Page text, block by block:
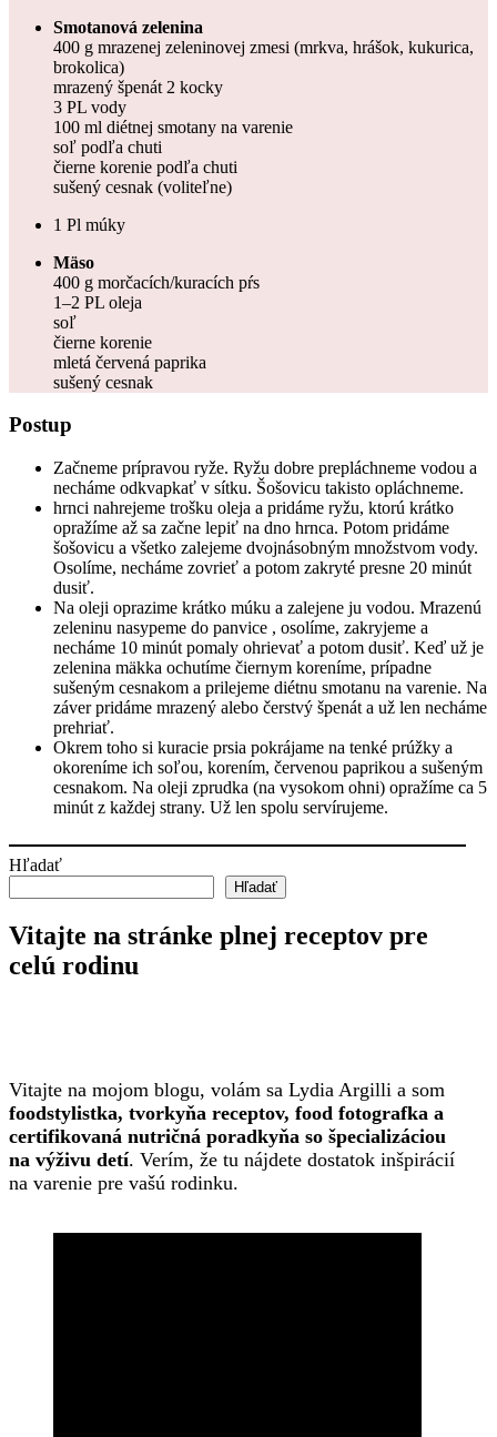
Smotanová zelenina
400 g mrazenej zeleninovej zmesi (mrkva, hrášok, kukurica,
brokolica)
mrazený špenát 2 kocky
3 PL vody
100 ml diétnej smotany na varenie
soľ podľa chuti
čierne korenie podľa chuti
sušený cesnak (voliteľne)
1 Pl múky
Mäso
400 g morčacích/kuracích pŕs
1–2 PL oleja
soľ
čierne korenie
mletá červená paprika
sušený cesnak
Postup
Začneme prípravou ryže. Ryžu dobre prepláchneme vodou a
necháme odkvapkať v sítku. Šošovicu takisto opláchneme.
hrnci nahrejeme trošku oleja a pridáme ryžu, ktorú krátko
opražíme až sa začne lepiť na dno hrnca. Potom pridáme
šošovicu a všetko zalejeme dvojnásobným množstvom vody.
Osolíme, necháme zovrieť a potom zakryté presne 20 minút
dusiť.
Na oleji oprazime krátko múku a zalejene ju vodou. Mrazenú
zeleninu nasypeme do panvice , osolíme, zakryjeme a
necháme 10 minút pomaly ohrievať a potom dusiť. Keď už je
zelenina mäkka ochutíme čiernym koreníme, prípadne
sušeným cesnakom a prilejeme diétnu smotanu na varenie. Na
záver pridáme mrazený alebo čerstvý špenát a už len necháme
prehriať.
Okrem toho si kuracie prsia pokrájame na tenké prúžky a
okoreníme ich soľou, korením, červenou paprikou a sušeným
cesnakom. Na oleji zprudka (na vysokom ohni) opražíme ca 5
minút z každej strany. Už len spolu servírujeme.
Hľadať
Hľadať
Vitajte na stránke plnej receptov pre
celú rodinu
Vitajte na mojom blogu, volám sa Lydia Argilli a som
foodstylistka, tvorkyňa receptov, food fotografka a
certifikovaná nutričná poradkyňa so špecializáciou
na výživu detí. Verím, že tu nájdete dostatok inšpirácií
na varenie pre vašú rodinku.